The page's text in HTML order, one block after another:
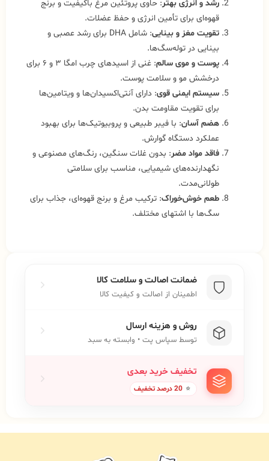
رشد و انرژی بهتر: حاوی پروتئین مرغ باکیفیت و برنج
قهوه‌ای برای تأمین انرژی و حفظ عضلات.
تقویت مغز و بینایی
: شامل DHA برای رشد عصبی و
بینایی در توله‌سگ‌ها.
پوست و موی سالم
: غنی از اسیدهای چرب امگا ۳ و ۶ برای
درخشش مو و سلامت پوست.
سیستم ایمنی قوی: دارای آنتی‌اکسیدان‌ها و ویتامین‌ها
برای تقویت مقاومت بدن.
هضم آسان: با فیبر طبیعی و پروبیوتیک‌ها برای بهبود
عملکرد دستگاه گوارش.
فاقد مواد مضر: بدون غلات سنگین، رنگ‌های مصنوعی و
نگهدارنده‌های شیمیایی، مناسب برای سلامتی
طولانی‌مدت.
طعم خوش‌خوراک: ترکیب مرغ و برنج قهوه‌ای، جذاب برای
سگ‌ها با اشتهای مختلف.
ضمانت اصالت و سلامت کالا
اطمینان از اصالت و کیفیت کالا
روش و هزینه ارسال
توسط سپاس پت • وابسته به سبد
تخفیف خرید بعدی
⭐ 20 درصد تخفیف